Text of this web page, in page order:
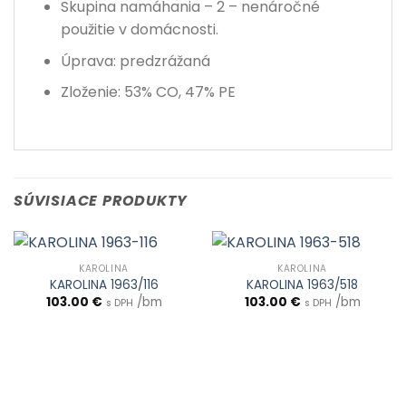
Skupina namáhania – 2 – nenáročné
použitie v domácnosti.
Úprava: predzrážaná
Zloženie: 53% CO, 47% PE
SÚVISIACE PRODUKTY
KAROLINA
KAROLINA 1963/116
103.00 € s DPH /bm
KAROLINA
KAROLINA 1963/518
103.00 € s DPH /bm